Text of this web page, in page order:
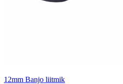
12mm Banjo liitmik